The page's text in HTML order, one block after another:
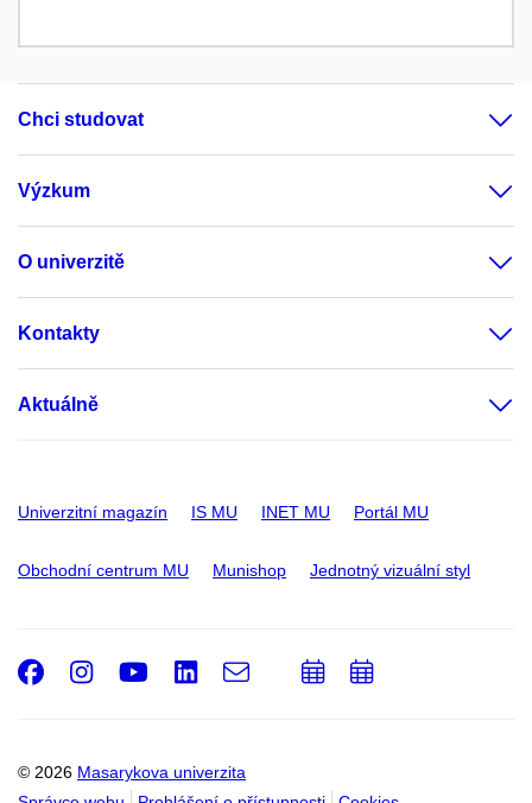
Chci studovat
Výzkum
O univerzitě
Kontakty
Aktuálně
Univerzitní magazín IS MU INET MU Portál MU
Obchodní centrum MU Munishop Jednotný vizuální styl
© 2026 Masarykova univerzita
Facebook
Instagram
Youtube
LinkedIn
e-
PřidatPřidat